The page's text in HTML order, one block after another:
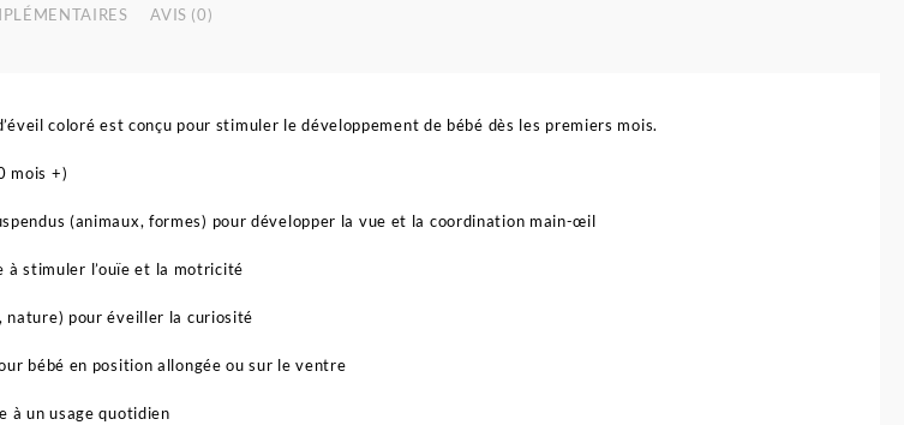
AVIS (0)
coloré est conçu pour stimuler le développement de bébé dès les premiers mois.
mois +)
(animaux, formes) pour développer la vue et la coordination main-œil
stimuler l’ouïe et la motricité
nature) pour éveiller la curiosité
bébé en position allongée ou sur le ventre
à un usage quotidien